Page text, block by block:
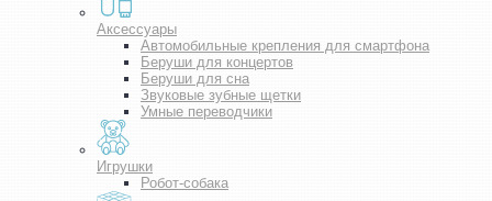
Аксессуары
Автомобильные крепления для смартфона
Беруши для концертов
Беруши для сна
Звуковые зубные щетки
Умные переводчики
Игрушки
Робот-собака